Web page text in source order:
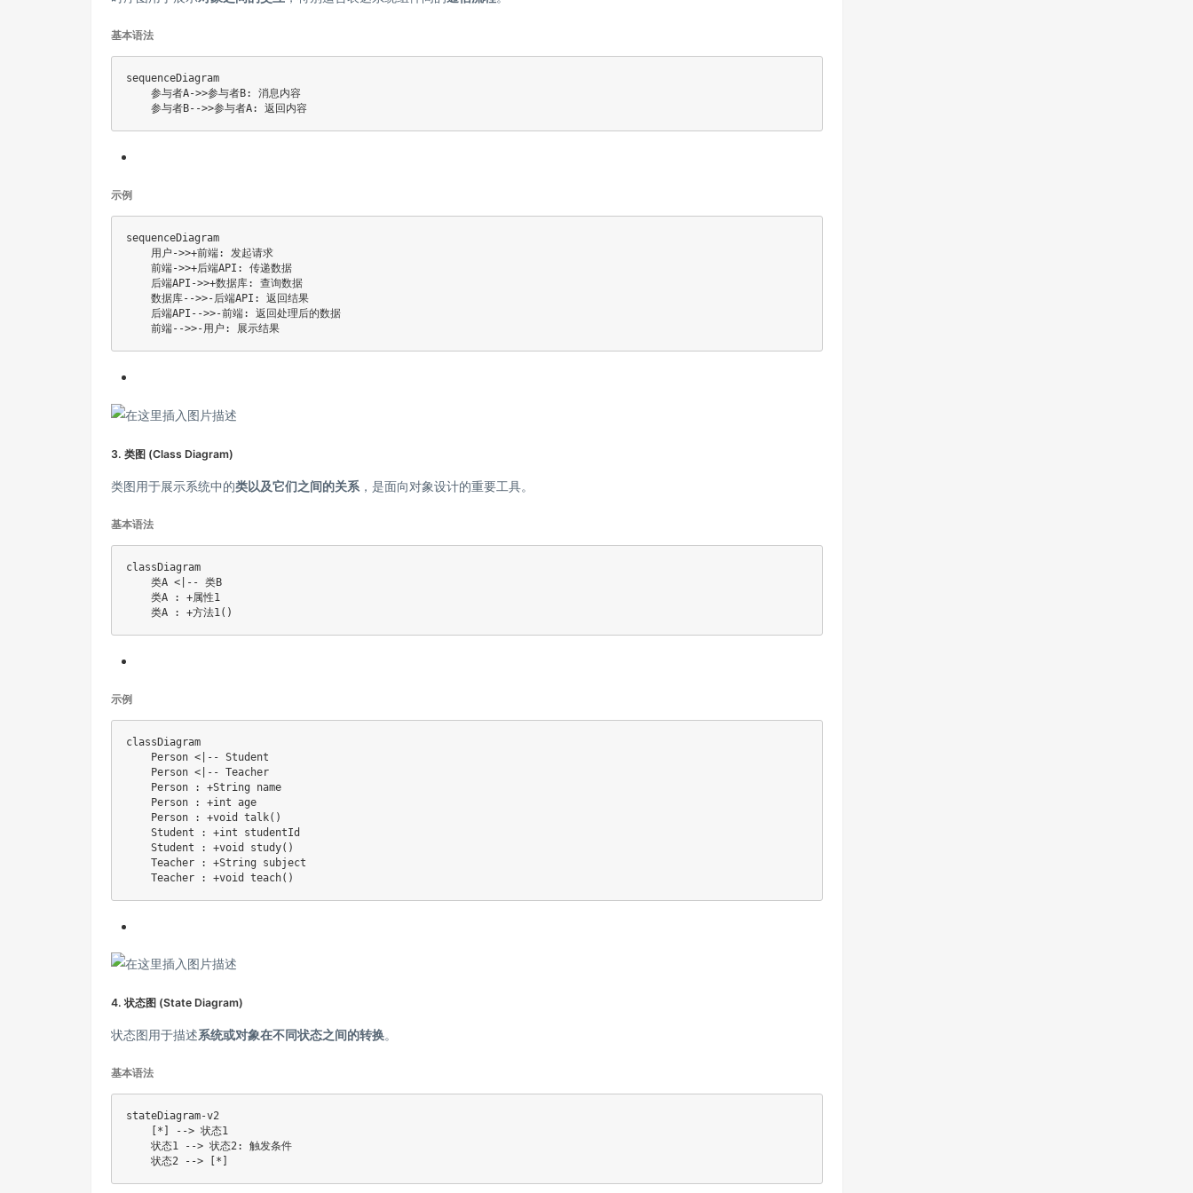
基本语法
sequenceDiagram
    参与者A->>参与者B: 消息内容
示例
sequenceDiagram
    用户->>+前端: 发起请求
    前端->>+后端API: 传递数据
    后端API->>+数据库: 查询数据
    数据库-->>-后端API: 返回结果
    后端API-->>-前端: 返回处理后的数据
3. 类图 (Class Diagram)
类图用于展示系统中的类以及它们之间的关系 ，是面向对象设计的重要工具。
基本语法
classDiagram
    类A <|-- 类B
    类A : +属性1
示例
classDiagram
    Person <|-- Student
    Person <|-- Teacher
    Person : +String name
    Person : +int age
    Person : +void talk()
    Student : +int studentId
    Student : +void study()
    Teacher : +String subject
4. 状态图 (State Diagram)
状态图用于描述系统或对象在不同状态之间的转换。
基本语法
stateDiagram-v2
    [*] --> 状态1
    状态1 --> 状态2: 触发条件